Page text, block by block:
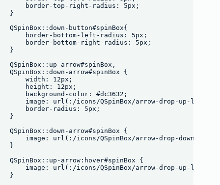
    border-top-right-radius: 5px;
}
QSpinBox::down-button#spinBox{
    border-bottom-left-radius: 5px;
    border-bottom-right-radius: 5px;
}
QSpinBox::up-arrow#spinBox,
QSpinBox::down-arrow#spinBox {
    width: 12px;
    height: 12px;
    background-color: #dc3632;
image: url(:/icons/QSpinBox/arrow-drop-up-
    border-radius: 5px;
}
QSpinBox::down-arrow#spinBox {
image: url(:/icons/QSpinBox/arrow-drop-down-
}
QSpinBox::up-arrow:hover#spinBox {
image: url(:/icons/QSpinBox/arrow-drop-up-
}